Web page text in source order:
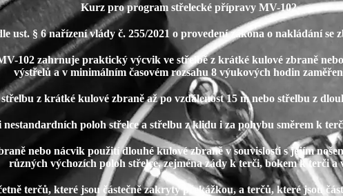
Kurz pro program střelecké přípravy MV-102
ust. § 6 nařízení vlády č. 255/2021 o provedení zákona o nakládání se
102 zahrnuje praktický výcvik ve střelbě z krátké kulové zbraně
výstřelů a v minimálním časovém rozsahu 8 výukových hodin
z krátké kulové zbraně až po vzdálenost 15 m nebo střelbu z
poloh střelce a střelbu z klidu i za pohybu směrem k
nebo nácvik použití dlouhé kulové zbraně v souvislosti s jejím
různých výchozích poloh střelce, zejména zády k terči, bokem k terči a
terčů, které jsou částečně zakryty překážkou, a terčů, které jsou